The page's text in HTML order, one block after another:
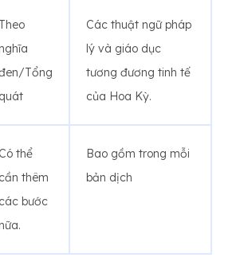
Theo
nghĩa
Tổng
quát
Các thuật ngữ pháp
lý và giáo dục
tương đương tinh tế
của Hoa Kỳ.
Có thể
cần thêm
các bước
nữa.
Bao gồm trong mỗi
bản dịch